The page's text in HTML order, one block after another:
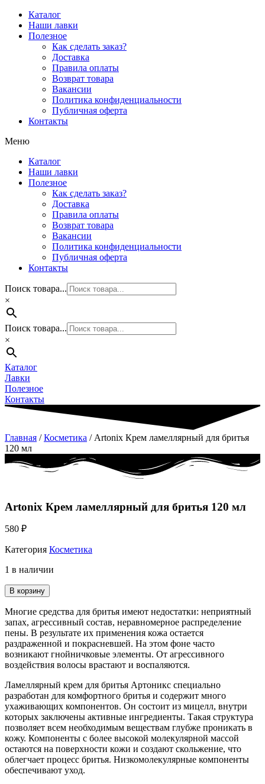
Перейти
содержимому
Каталог
Наши лавки
Полезное
Как сделать заказ?
Доставка
Правила оплаты
Возврат товара
Вакансии
Политика конфиденциальности
Публичная оферта
Контакты
Меню
Каталог
Наши лавки
Полезное
Как сделать заказ?
Доставка
Правила оплаты
Возврат товара
Вакансии
Политика конфиденциальности
Публичная оферта
Контакты
Поиск товара...
×
Поиск товара...
×
Каталог
Лавки
Полезное
Контакты
Главная /Косметика / Artonix Крем ламеллярный для бритья
120 мл
Artonix Крем ламеллярный для бритья 120 мл
580 ₽
Категория Косметика
1 в наличии
В корзину
Многие средства для бритья имеют недостатки: неприятный
запах, агрессивный состав, неравномерное распределение
пены. В результате их применения кожа остается
раздраженной и покрасневшей. На этом фоне часто
возникают гнойничковые элементы. От агрессивного
воздействия волосы врастают и воспаляются.
Ламеллярный крем для бритья Артоникс специально
разработан для комфортного бритья и содержит много
ухаживающих компонентов. Он состоит из мицелл, внутри
которых заключены активные ингредиенты. Такая структура
позволяет всем необходимым веществам глубже проникать в
кожу. Компоненты с более высокой молекулярной массой
остаются на поверхности кожи и создают скольжение, что
облегчает процесс бритья. Низкомолекулярные компоненты
обеспечивают уход.